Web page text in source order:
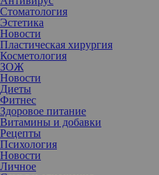
Стоматология
Эстетика
Новости
Пластическая хирургия
Косметология
ЗОЖ
Новости
Диеты
Фитнес
Здоровое питание
Витамины и добавки
Рецепты
Психология
Новости
Личное